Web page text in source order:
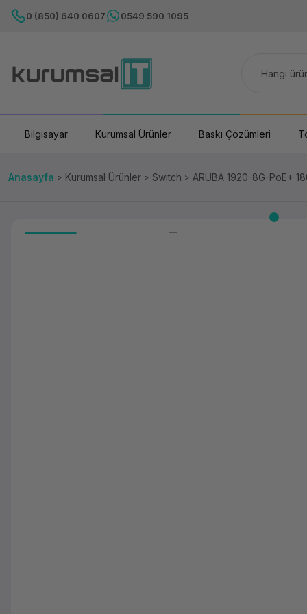
0 (850) 640 0607 0549 590 1095
Bilgisayar Kurumsal Ürünler Baskı Çözümleri
Anasayfa Kurumsal Ürünler Switch ARUBA 1920-8G-PoE+